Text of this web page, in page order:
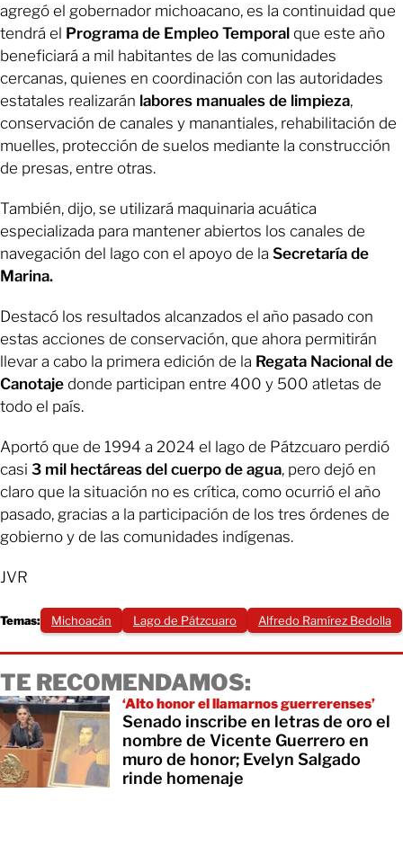
agregó el gobernador michoacano, es la continuidad que
tendrá el Programa de Empleo Temporal que este año
beneficiará a mil habitantes de las comunidades
cercanas, quienes en coordinación con las autoridades
estatales realizarán labores manuales de limpieza,
conservación de canales y manantiales, rehabilitación de
muelles, protección de suelos mediante la construcción
de presas, entre otras.
También, dijo, se utilizará maquinaria acuática
especializada para mantener abiertos los canales de
navegación del lago con el apoyo de la Secretaría de
Marina.
Destacó los resultados alcanzados el año pasado con
estas acciones de conservación, que ahora permitirán
llevar a cabo la primera edición de la Regata Nacional de
Canotaje donde participan entre 400 y 500 atletas de
todo el país.
Aportó que de 1994 a 2024 el lago de Pátzcuaro perdió
casi 3 mil hectáreas del cuerpo de agua, pero dejó en
claro que la situación no es crítica, como ocurrió el año
pasado, gracias a la participación de los tres órdenes de
gobierno y de las comunidades indígenas.
JVR
Temas: Michoacán Lago de Pátzcuaro Alfredo Ramírez Bedolla
TE RECOMENDAMOS:
‘Alto honor el llamarnos guerrerenses’
Senado inscribe en letras de oro el
nombre de Vicente Guerrero en
muro de honor; Evelyn Salgado
rinde homenaje